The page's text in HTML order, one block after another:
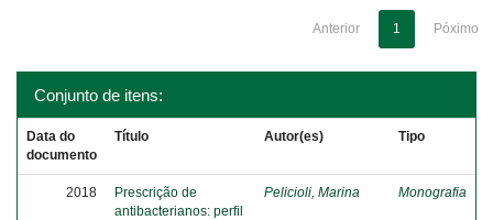
Anterior 1 Póximo
Conjunto de itens:
Data do
documento
Título Autor(es) Tipo
2018
Prescrição de
antibacterianos: perfil
Pelicioli, Marina Monografia